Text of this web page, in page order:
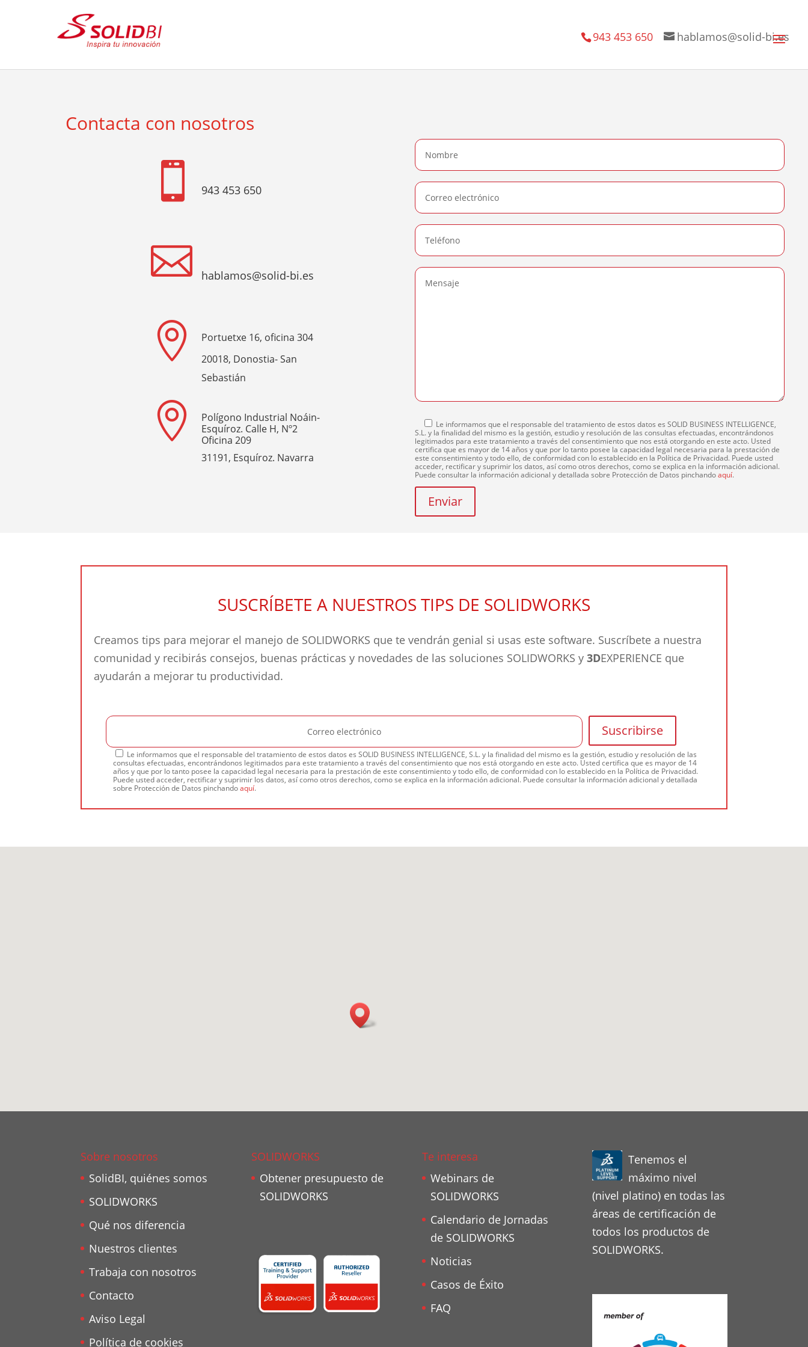
943 453 650 hablamos@solid-bi.es
Contacta con nosotros
 943 453 650
 hablamos@solid-bi.es

Portuetxe 16, oficina 304
20018, Donostia- San
Sebastián

Polígono Industrial Noáin-
Esquíroz. Calle H, Nº2
Oficina 209
31191, Esquíroz. Navarra
Le informamos que el responsable del tratamiento de estos datos es SOLID BUSINESS INTELLIGENCE,
S.L. y la finalidad del mismo es la gestión, estudio y resolución de las consultas efectuadas, encontrándonos
legitimados para este tratamiento a través del consentimiento que nos está otorgando en este acto. Usted
certifica que es mayor de 14 años y que por lo tanto posee la capacidad legal necesaria para la prestación de
este consentimiento y todo ello, de conformidad con lo establecido en la Política de Privacidad. Puede usted
acceder, rectificar y suprimir los datos, así como otros derechos, como se explica en la información adicional.
Puede consultar la información adicional y detallada sobre Protección de Datos pinchandoaquí.
SUSCRÍBETE A NUESTROS TIPS DE SOLIDWORKS
Creamos tips para mejorar el manejo de SOLIDWORKS que te vendrán genial si usas este software. Suscríbete a nuestra
comunidad y recibirás consejos, buenas prácticas y novedades de las soluciones SOLIDWORKS y 3DEXPERIENCE que
ayudarán a mejorar tu productividad.
Le informamos que el responsable del tratamiento de estos datos es SOLID BUSINESS INTELLIGENCE, S.L. y la finalidad del mismo es la gestión, estudio y resolución de las
consultas efectuadas, encontrándonos legitimados para este tratamiento a través del consentimiento que nos está otorgando en este acto. Usted certifica que es mayor de 14
años y que por lo tanto posee la capacidad legal necesaria para la prestación de este consentimiento y todo ello, de conformidad con lo establecido en la Política de Privacidad.
Puede usted acceder, rectificar y suprimir los datos, así como otros derechos, como se explica en la información adicional. Puede consultar la información adicional y detallada
sobre Protección de Datos pinchandoaquí.
Sobre nosotros
SolidBI, quiénes somos
SOLIDWORKS
Qué nos diferencia
Nuestros clientes
Trabaja con nosotros
Contacto
Aviso Legal
Política de cookies
SOLIDWORKS
Obtener presupuesto de
SOLIDWORKS
Te interesa
Webinars de
SOLIDWORKS
Calendario de Jornadas
de SOLIDWORKS
Noticias
Casos de Éxito
FAQ
Tenemos el
máximo nivel
(nivel platino) en todas las
áreas de certificación de
todos los productos de
SOLIDWORKS.